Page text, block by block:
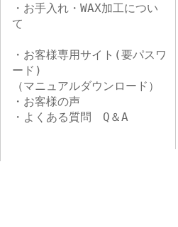
・お手入れ・WAX加工につい
て
・お客様専用サイト(要パスワ
ード)
（マニュアルダウンロード）
・お客様の声
・よくある質問 Q＆A